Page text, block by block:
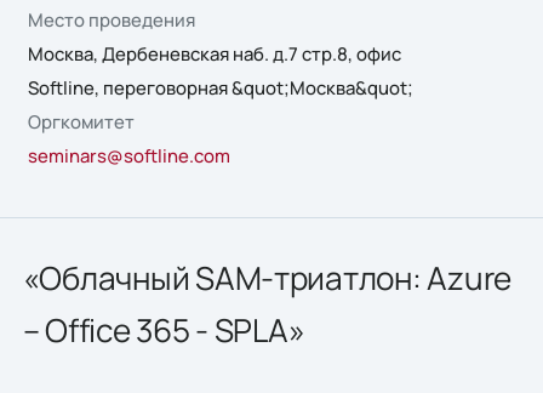
Место проведения
Москва, Дербеневская наб. д.7 стр.8, офис
Softline, переговорная &quot;Москва&quot;
Оргкомитет
seminars@softline.com
«Облачный SAM-триатлон: Azure
– Office 365 - SPLA»